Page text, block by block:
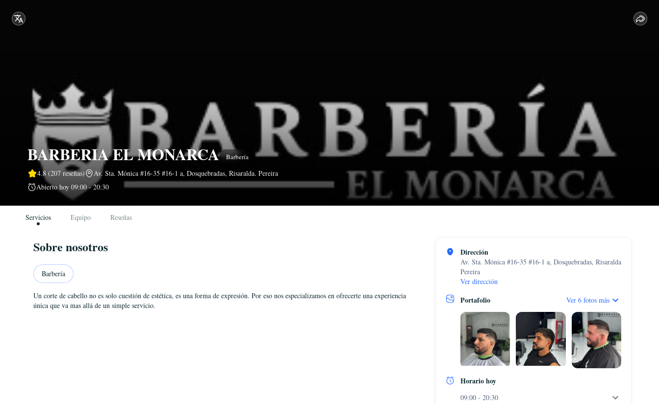
BARBERIA EL MONARCA Barbería
4.8 (207 reseñas) Av. Sta. Mónica #16-35 #16-1 a, Dosquebradas, Risaralda. Pereira
Abierto hoy 09:00 - 20:30
Servicios Equipo Reseñas
Sobre nosotros
Barbería
Un corte de cabello no es solo cuestión de estética, es una forma de expresión. Por eso nos especializamos en ofrecerte una experiencia
única que va mas allá de un simple servicio.
Dirección
Av. Sta. Mónica #16-35 #16-1 a, Dosquebradas, Risaralda
Pereira
Ver dirección
Portafolio Ver 6 fotos más
Horario hoy
09:00 - 20:30